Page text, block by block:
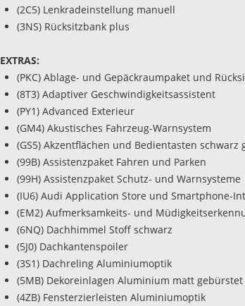
(2C5) Lenkradeinstellung manuell
(3NS) Rücksitzbank plus
EXTRAS:
(PKC) Ablage- und Gepäckraumpaket und
(8T3) Adaptiver Geschwindigkeitsassistent
(PY1) Advanced Exterieur
(GM4) Akustisches Fahrzeug-Warnsystem
(GS5) Akzentflächen und Bedientasten schwarz
(99B) Assistenzpaket Fahren und Parken
(99H) Assistenzpaket Schutz- und Warnsysteme
(IU6) Audi Application Store und Smartphone-
(EM2) Aufmerksamkeits- und
(6NQ) Dachhimmel Stoff schwarz
(5J0) Dachkantenspoiler
(3S1) Dachreling Aluminiumoptik
(5MB) Dekoreinlagen Aluminium matt
(4ZB) Fensterzierleisten Aluminiumoptik